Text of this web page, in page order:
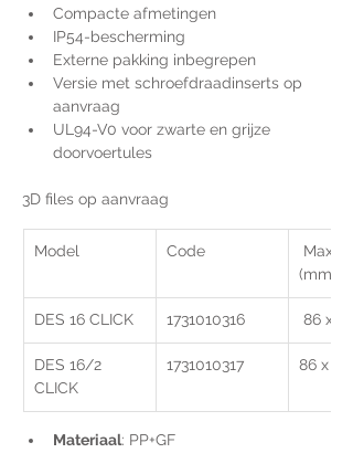
Compacte afmetingen
IP54-bescherming
Externe pakking inbegrepen
Versie met schroefdraadinserts op
aanvraag
UL94-V0 voor zwarte en grijze
doorvoertules
3D files op aanvraag
Model Code
Max.
(mm)
DES 16 CLICK 1731010316 86 x 36
DES 16/2
CLICK
1731010317 86 x 36
Materiaal: PP+GF